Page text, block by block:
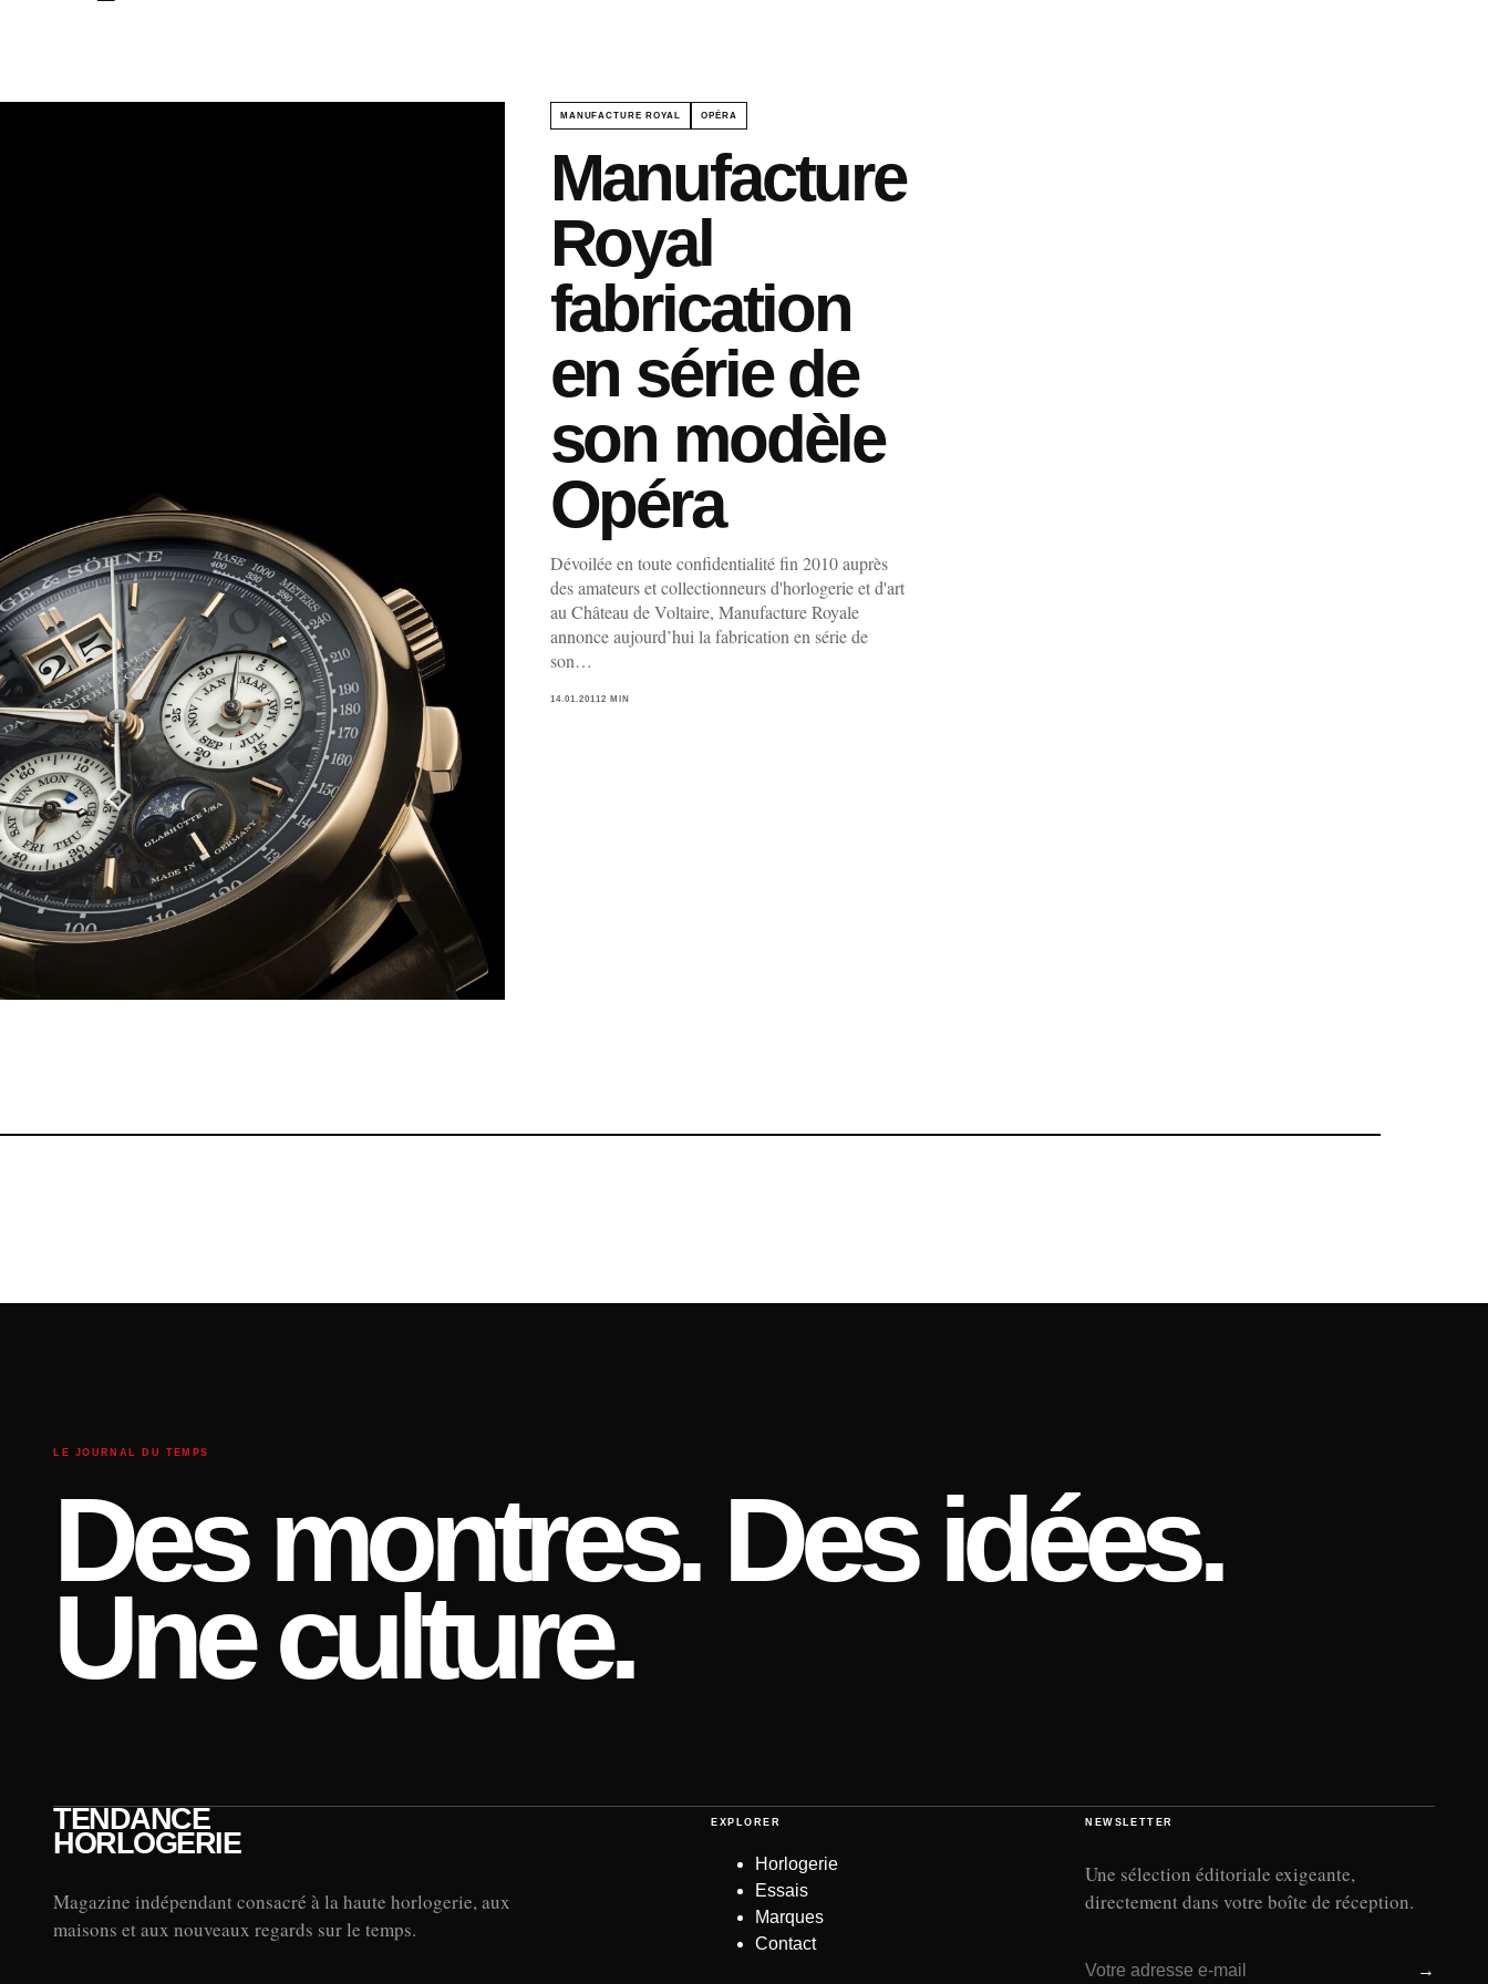
MANUFACTURE ROYAL OPÉRA
Manufacture
Royal
fabrication
en série de
son modèle
Opéra
Dévoilée en toute confidentialité fin 2010 auprès
des amateurs et collectionneurs d'horlogerie et d'art
au Château de Voltaire, Manufacture Royale
annonce aujourd’hui la fabrication en série de
son…
14.01.20112 MIN
LE JOURNAL DU TEMPS
Des montres. Des idées.
Une culture.
TENDANCE
HORLOGERIE
Magazine indépendant consacré à la haute horlogerie, aux
maisons et aux nouveaux regards sur le temps.
EXPLORER
Horlogerie
Essais
Marques
Contact
NEWSLETTER
Une sélection éditoriale exigeante,
directement dans votre boîte de réception.
→